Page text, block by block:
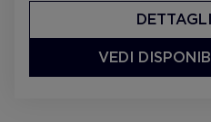
DETTAGLI
VEDI